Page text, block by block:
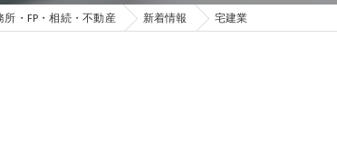
・FP・相続・不動産 新着情報 宅建業